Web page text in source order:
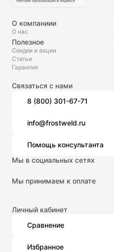
О компаниии
О нас
Полезное
Скидки и акции
Статьи
Гарантия
Связаться с нами
8 (800) 301-67-71
info@frostweld.ru
Помощь консультанта
Мы в социальных сетях
Мы принимаем к оплате
Личный кабинет
Сравнение
Избранное